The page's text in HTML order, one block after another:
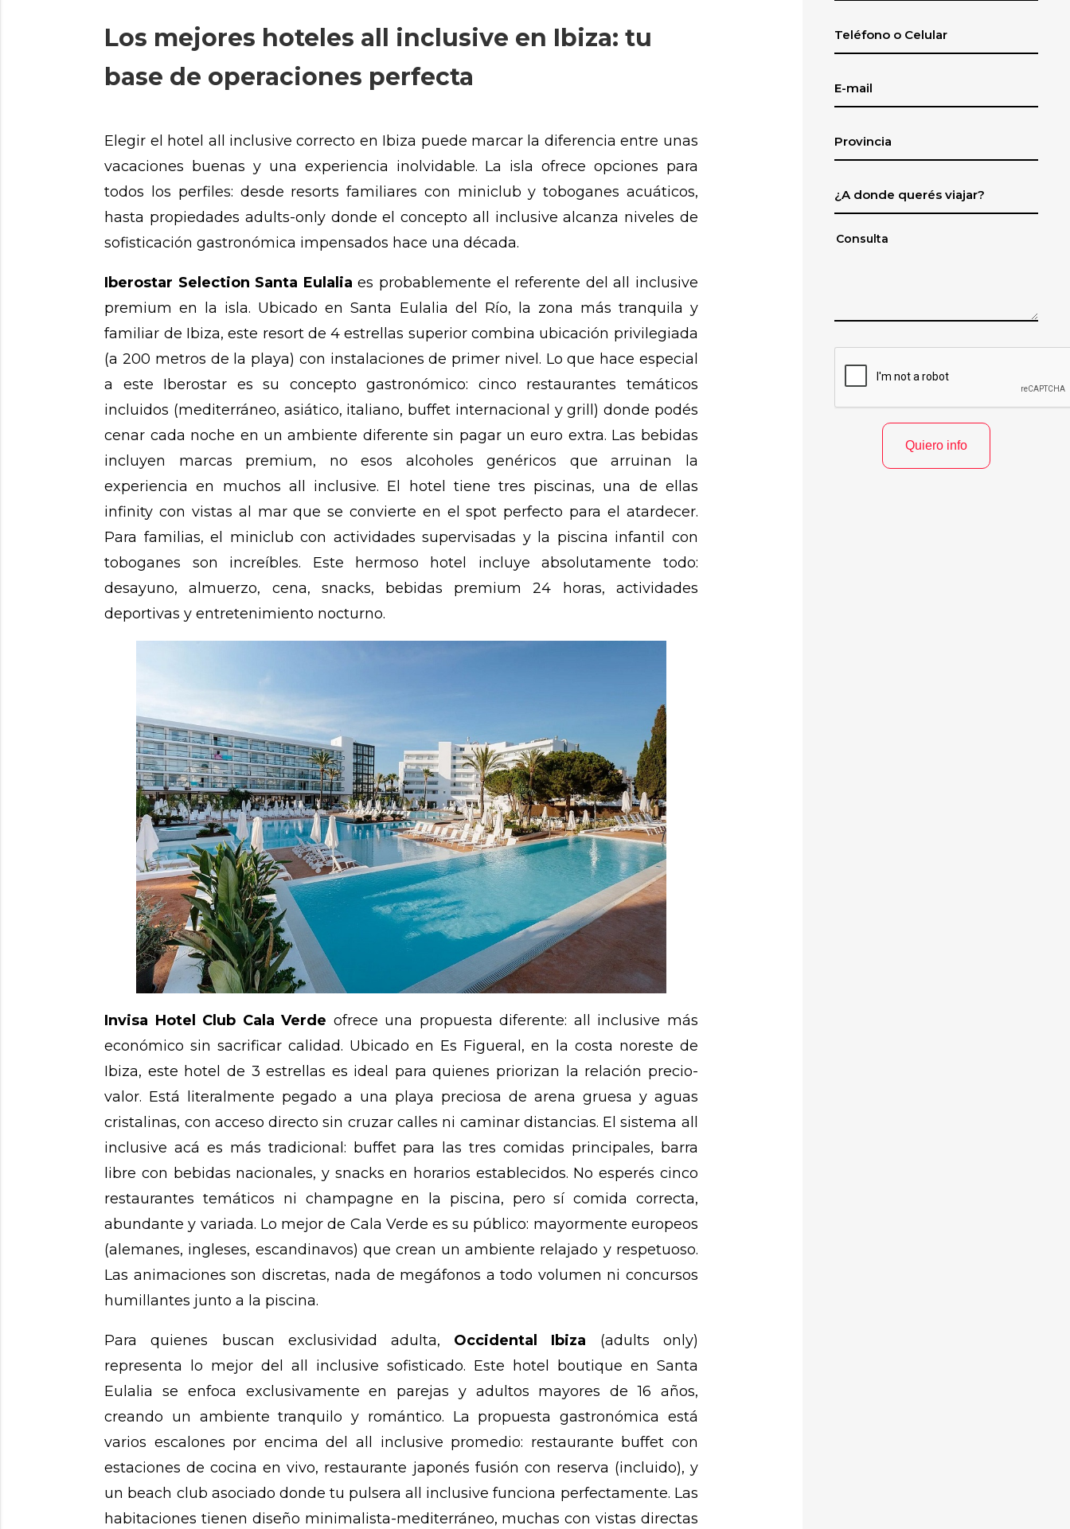
Los mejores hoteles all inclusive en Ibiza: tu
base de operaciones perfecta
Elegir el hotel all inclusive correcto en Ibiza puede marcar la diferencia entre unas
vacaciones buenas y una experiencia inolvidable. La isla ofrece opciones para
todos los perfiles: desde resorts familiares con miniclub y toboganes acuáticos,
hasta propiedades adults-only donde el concepto all inclusive alcanza niveles de
sofisticación gastronómica impensados hace una década.
Iberostar Selection Santa Eulalia es probablemente el referente del all inclusive
premium en la isla. Ubicado en Santa Eulalia del Río, la zona más tranquila y
familiar de Ibiza, este resort de 4 estrellas superior combina ubicación privilegiada
(a 200 metros de la playa) con instalaciones de primer nivel. Lo que hace especial
a este Iberostar es su concepto gastronómico: cinco restaurantes temáticos
incluidos (mediterráneo, asiático, italiano, buffet internacional y grill) donde podés
cenar cada noche en un ambiente diferente sin pagar un euro extra. Las bebidas
incluyen marcas premium, no esos alcoholes genéricos que arruinan la
experiencia en muchos all inclusive. El hotel tiene tres piscinas, una de ellas
infinity con vistas al mar que se convierte en el spot perfecto para el atardecer.
Para familias, el miniclub con actividades supervisadas y la piscina infantil con
toboganes son increíbles. Este hermoso hotel incluye absolutamente todo:
desayuno, almuerzo, cena, snacks, bebidas premium 24 horas, actividades
deportivas y entretenimiento nocturno.
Invisa Hotel Club Cala Verde ofrece una propuesta diferente: all inclusive más
económico sin sacrificar calidad. Ubicado en Es Figueral, en la costa noreste de
Ibiza, este hotel de 3 estrellas es ideal para quienes priorizan la relación precio-
valor. Está literalmente pegado a una playa preciosa de arena gruesa y aguas
cristalinas, con acceso directo sin cruzar calles ni caminar distancias. El sistema all
inclusive acá es más tradicional: buffet para las tres comidas principales, barra
libre con bebidas nacionales, y snacks en horarios establecidos. No esperés cinco
restaurantes temáticos ni champagne en la piscina, pero sí comida correcta,
abundante y variada. Lo mejor de Cala Verde es su público: mayormente europeos
(alemanes, ingleses, escandinavos) que crean un ambiente relajado y respetuoso.
Las animaciones son discretas, nada de megáfonos a todo volumen ni concursos
humillantes junto a la piscina.
Para quienes buscan exclusividad adulta, Occidental Ibiza (adults only)
representa lo mejor del all inclusive sofisticado. Este hotel boutique en Santa
Eulalia se enfoca exclusivamente en parejas y adultos mayores de 16 años,
creando un ambiente tranquilo y romántico. La propuesta gastronómica está
varios escalones por encima del all inclusive promedio: restaurante buffet con
estaciones de cocina en vivo, restaurante japonés fusión con reserva (incluido), y
un beach club asociado donde tu pulsera all inclusive funciona perfectamente. Las
habitaciones tienen diseño minimalista-mediterráneo, muchas con vistas directas